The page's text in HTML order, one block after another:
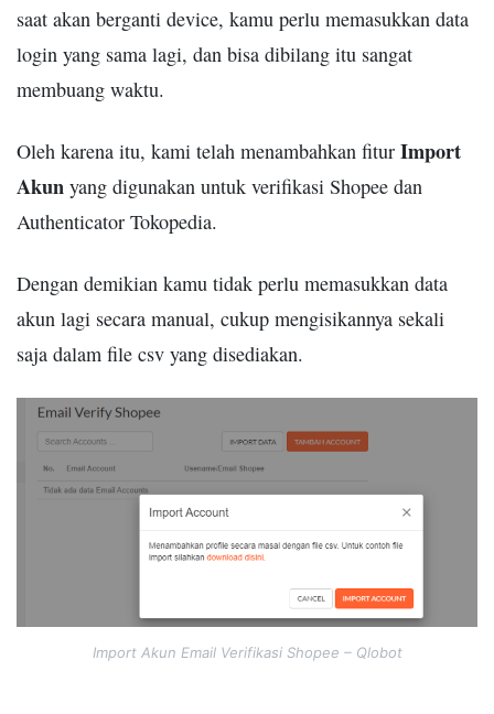
saat akan berganti device, kamu perlu memasukkan data
login yang sama lagi, dan bisa dibilang itu sangat
membuang waktu.
Oleh karena itu, kami telah menambahkan fitur Import
Akun yang digunakan untuk verifikasi Shopee dan
Authenticator Tokopedia.
Dengan demikian kamu tidak perlu memasukkan data
akun lagi secara manual, cukup mengisikannya sekali
saja dalam file csv yang disediakan.
Import Akun Email Verifikasi Shopee – Qlobot